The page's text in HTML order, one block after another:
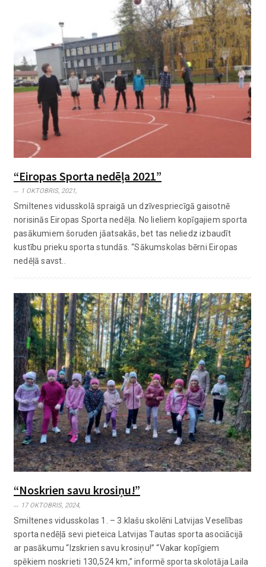
“Eiropas Sporta nedēļa 2021”
1 OKTOBRIS, 2021,
Smiltenes vidusskolā spraigā un dzīvespriecīgā gaisotnē
norisinās Eiropas Sporta nedēļa. No lieliem kopīgajiem sporta
pasākumiem šoruden jāatsakās, bet tas neliedz izbaudīt
kustību prieku sporta stundās. “Sākumskolas bērni Eiropas
nedēļā savst..
“Noskrien savu krosiņu!”
17 OKTOBRIS, 2024,
Smiltenes vidusskolas 1. – 3.klašu skolēni Latvijas Veselības
sporta nedēļā sevi pieteica Latvijas Tautas sporta asociācijā
ar pasākumu “Izskrien savu krosiņu!” “Vakar kopīgiem
spēkiem noskrieti 130,524 km,” informē sporta skolotāja Laila